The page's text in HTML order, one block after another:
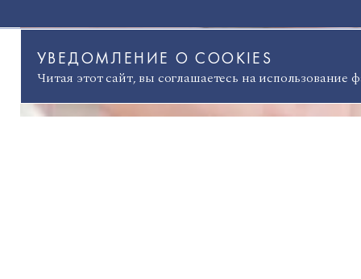
УВЕДОМЛЕНИЕ О COOKIES
Читая этот сайт, вы соглашаетесь на